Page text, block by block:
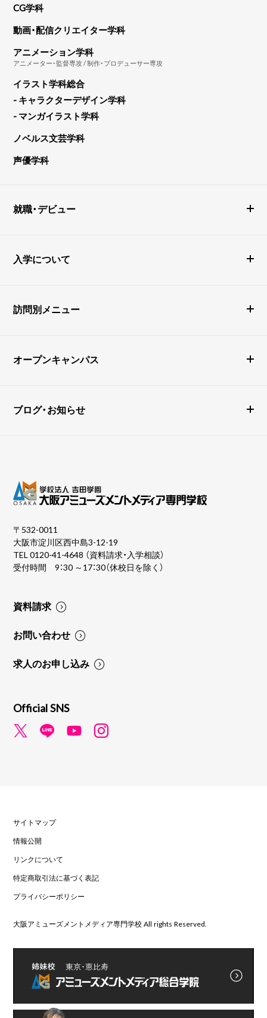
CG学科
動画・配信クリエイター学科
アニメーション学科
アニメーター・監督専攻 / 制作・プロデューサー専攻
イラスト学科総合
- キャラクターデザイン学科
- マンガイラスト学科
ノベルス文芸学科
声優学科
就職・デビュー
入学について
訪問別メニュー
オープンキャンパス
ブログ・お知らせ
〒532-0011
大阪市淀川区西中島3-12-19
TEL0120-41-4648 （資料請求・入学相談）
受付時間 9：30 ～17：30（休校日を除く）
資料請求
お問い合わせ
求人のお申し込み
Official SNS
サイトマップ
情報公開
リンクについて
特定商取引法に基づく表記
プライバシーポリシー
大阪アミューズメントメディア専門学校 All rights Reserved.